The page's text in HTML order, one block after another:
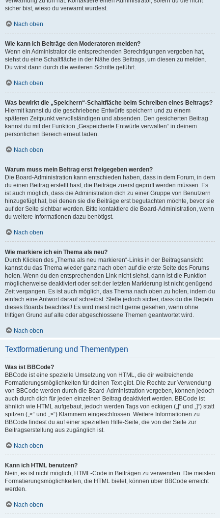
sicher bist, wieso du verwarnt wurdest.
Nach oben
Wie kann ich Beiträge den Moderatoren melden?
Wenn ein Administrator die entsprechenden Berechtigungen vergeben hat,
siehst du eine Schaltfläche in der Nähe des Beitrags, um diesen zu melden.
Du wirst dann durch die weiteren Schritte geführt.
Nach oben
Was bewirkt die „Speichern“-Schaltfläche beim Schreiben eines Beitrags?
Hiermit kannst du die geschriebene Entwürfe speichern und zu einem
späteren Zeitpunkt vervollständigen und absenden. Den gesicherten Beitrag
kannst du mit der Funktion „Gespeicherte Entwürfe verwalten“ in deinem
persönlichen Bereich erneut laden.
Nach oben
Warum muss mein Beitrag erst freigegeben werden?
Die Board-Administration kann entschieden haben, dass in dem Forum, in dem
du einen Beitrag erstellt hast, die Beiträge zuerst geprüft werden müssen. Es
ist auch möglich, dass die Administration dich zu einer Gruppe von Benutzern
hinzugefügt hat, bei denen sie die Beiträge erst begutachten möchte, bevor sie
auf der Seite sichtbar werden. Bitte kontaktiere die Board-Administration, wenn
du weitere Informationen dazu benötigst.
Nach oben
Wie markiere ich ein Thema als neu?
Durch Klicken des „Thema als neu markieren“-Links in der Beitragsansicht
kannst du das Thema wieder ganz nach oben auf die erste Seite des Forums
holen. Wenn du den entsprechenden Link nicht siehst, dann ist die Funktion
möglicherweise deaktiviert oder seit der letzten Markierung ist nicht genügend
Zeit vergangen. Es ist auch möglich, das Thema nach oben zu holen, indem du
einfach eine Antwort darauf schreibst. Stelle jedoch sicher, dass du die Regeln
dieses Boards beachtest! Es wird meist nicht gerne gesehen, wenn ohne
triftigen Grund auf alte oder abgeschlossene Themen geantwortet wird.
Nach oben
Textformatierung und Thementypen
Was ist BBCode?
BBCode ist eine spezielle Umsetzung von HTML, die dir weitreichende
Formatierungsmöglichkeiten für deinen Text gibt. Die Rechte zur Verwendung
von BBCode werden durch die Board-Administration vergeben, können jedoch
auch durch dich für jeden einzelnen Beitrag deaktiviert werden. BBCode ist
ähnlich wie HTML aufgebaut, jedoch werden Tags von eckigen („[“ und „]“) statt
spitzen („<“ und „>“) Klammern eingeschlossen. Weitere Informationen zu
BBCode findest du auf einer speziellen Hilfe-Seite, die von der Seite zur
Beitragserstellung aus zugänglich ist.
Nach oben
Kann ich HTML benutzen?
Nein, es ist nicht möglich, HTML-Code in Beiträgen zu verwenden. Die meisten
Formatierungsmöglichkeiten, die HTML bietet, können über BBCode erreicht
werden.
Nach oben